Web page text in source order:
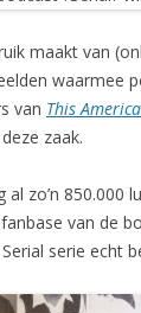
maakt van
van This
zaak.
zo’n
van de
serie echt